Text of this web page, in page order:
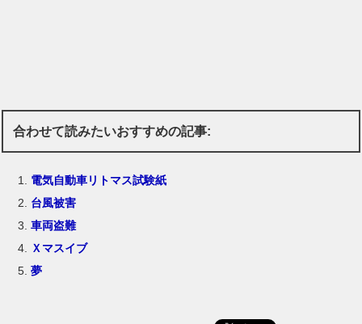
合わせて読みたいおすすめの記事:
電気自動車リトマス試験紙
台風被害
車両盗難
Ｘマスイブ
夢